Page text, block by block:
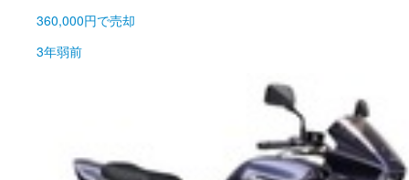
360,000円で売却
3年弱前